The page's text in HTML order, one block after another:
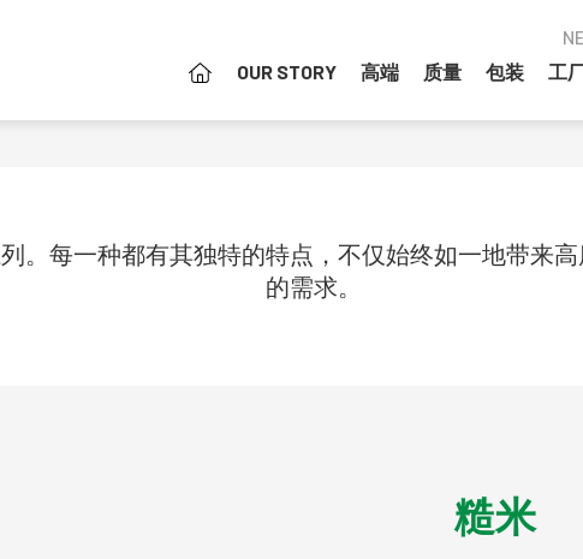
OUR STORY
高端 质量 包装 工
。每一种都有其独特的特点，不仅始终如一地带来
的需求。
糙米